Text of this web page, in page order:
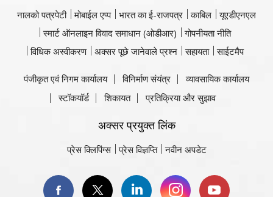
नालको पत्रपेटी मोबाईल एप्प भारत का ई-राजपत्र काबिल
यूएडीएनएल
स्मार्ट ऑनलाइन विवाद समाधान (ओडीआर)
गोपनीयता नीति
विधिक अस्वीकरण
अक्सर पूछे जानेवाले प्रश्न सहायता साईटमैप
पंजीकृत एवं निगम कार्यालय विनिर्माण संयंत्र
व्यावसायिक कार्यालय
स्टॉकयॉर्ड
शिकायत प्रतिक्रिया और सुझाव
अक्सर प्रयुक्त लिंक
प्रेस क्लिपिंग्स प्रेस विज्ञप्ति नवीन अपडेट